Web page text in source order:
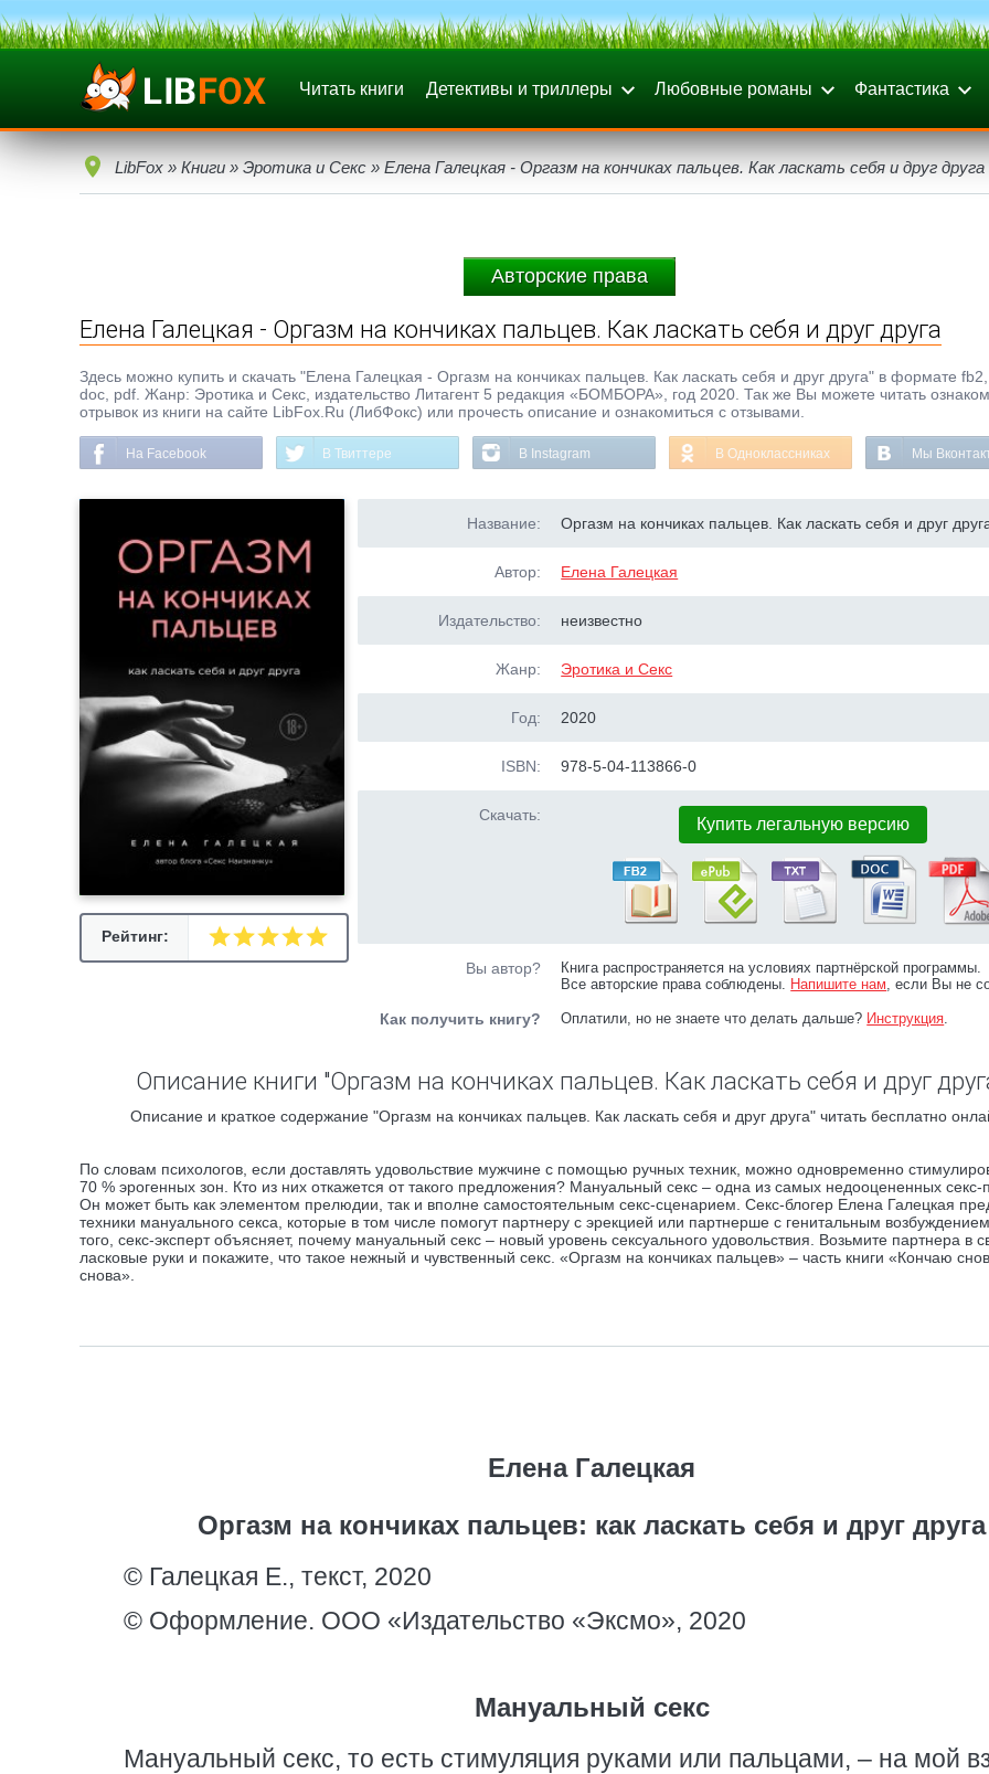
Читать книги Детективы и триллеры Любовные романы Фантастика
LibFox » Книги » Эротика и Секс » Елена Галецкая - Оргазм на кончиках пальцев. Как ласкать себя и друг друга
Авторские права
Елена Галецкая - Оргазм на кончиках пальцев. Как ласкать себя и друг друга
Здесь можно купить и скачать "Елена Галецкая - Оргазм на кончиках пальцев. Как ласкать себя и друг друга" в формате
doc, pdf. Жанр: Эротика и Секс, издательство Литагент 5 редакция «БОМБОРА», год 2020. Так же Вы можете читать
отрывок из книги на сайте LibFox.Ru (ЛибФокс) или прочесть описание и ознакомиться с отзывами.
На Facebook В Твиттере В Instagram В Одноклассниках Мы
Рейтинг:
Название: Оргазм на кончиках пальцев. Как ласкать себя и друг
Автор: Елена Галецкая
Издательство: неизвестно
Жанр: Эротика и Секс
Год: 2020
ISBN: 978-5-04-113866-0
Скачать: Купить легальную версию
Вы автор?
Книга распространяется на условиях партнёрской программы.
Все авторские права соблюдены. Напишите нам, если Вы не
Как получить книгу? Оплатили, но не знаете что делать дальше? Инструкция.
Описание книги "Оргазм на кончиках пальцев. Как ласкать себя и друг
Описание и краткое содержание "Оргазм на кончиках пальцев. Как ласкать себя и друг друга" читать бесплатно
По словам психологов, если доставлять удовольствие мужчине с помощью ручных техник, можно одновременно
70 % эрогенных зон. Кто из них откажется от такого предложения? Мануальный секс – одна из самых недооцененных секс-
Он может быть как элементом прелюдии, так и вполне самостоятельным секс-сценарием. Секс-блогер Елена Галецкая
техники мануального секса, которые в том числе помогут партнеру с эрекцией или партнерше с генитальным
того, секс-эксперт объясняет, почему мануальный секс – новый уровень сексуального удовольствия. Возьмите партнера в
ласковые руки и покажите, что такое нежный и чувственный секс. «Оргазм на кончиках пальцев» – часть книги «Кончаю
снова».
Елена Галецкая
Оргазм на кончиках пальцев: как ласкать себя и друг друга
© Галецкая Е., текст, 2020
© Оформление. ООО «Издательство «Эксмо», 2020
Мануальный секс
Мануальный секс, то есть стимуляция руками или пальцами, – на мой